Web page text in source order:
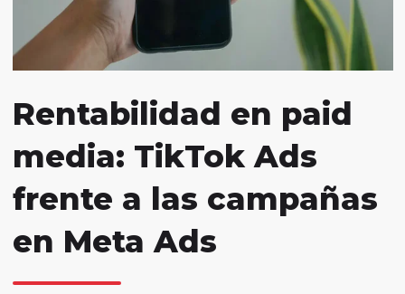
Rentabilidad en paid
media: TikTok Ads
frente a las campañas
en Meta Ads